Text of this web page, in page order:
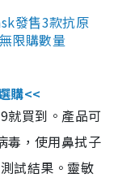
發售3款抗原
限購數量
購<<
就買到。產品可
毒，使用鼻拭子
試結果。靈敏